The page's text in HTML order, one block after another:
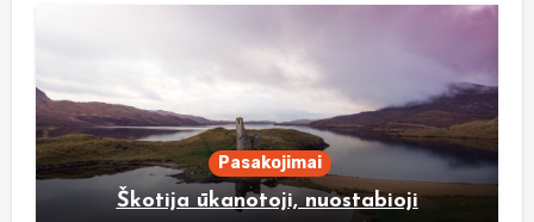
Pasakojimai
Škotija ūkanotoji, nuostabioji